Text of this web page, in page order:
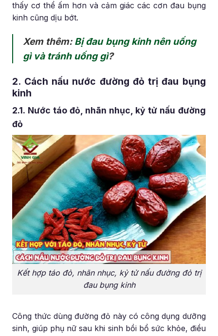
thấy cơ thể ấm hơn và cảm giác các cơn đau bụng
kinh cũng dịu bớt.
Xem thêm: Bị đau bụng kinh nên uống
gì và tránh uống gì?
2. Cách nấu nước đường đỏ trị đau bụng
kinh
2.1. Nước táo đỏ, nhãn nhục, kỷ tử nấu đường
đỏ
Kết hợp táo đỏ, nhãn nhục, kỷ tử nấu đường đỏ trị
đau bụng kinh
Công thức dùng đường đỏ này có công dụng dưỡng
sinh, giúp phụ nữ sau khi sinh bồi bổ sức khỏe, điều